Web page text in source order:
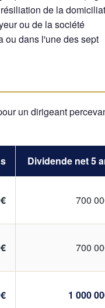
de la
ou de la société
ou dans l'une des sept
un dirigeant
Dividende net 5
700
700
1 000